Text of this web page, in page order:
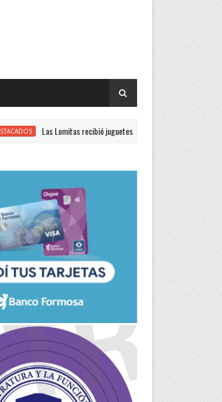
Las Lomitas recibió juguetes enviados por el Gobierno provincial